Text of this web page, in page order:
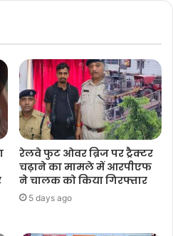
रेलवे फुट ओवर ब्रिज पर ट्रैक्टर
चढ़ाने का मामले में आरपीएफ
ने चालक को किया गिरफ्तार
5 days ago